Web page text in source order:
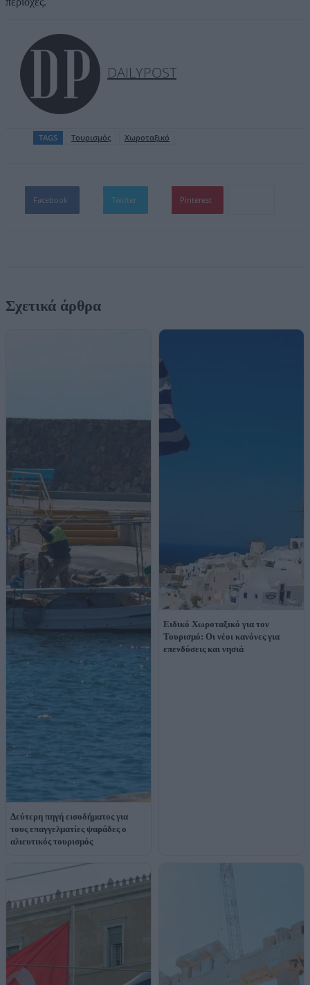
DAILYPOST
TAGS Τουρισμός Χωροταξικό
Facebook Twitter Pinterest
Σχετικά άρθρα
Δεύτερη πηγή εισοδήματος για
τους επαγγελματίες ψαράδες ο
αλιευτικός τουρισμός
Ειδικό Χωροταξικό για τον
Τουρισμό: Οι νέοι κανόνες για
επενδύσεις και νησιά